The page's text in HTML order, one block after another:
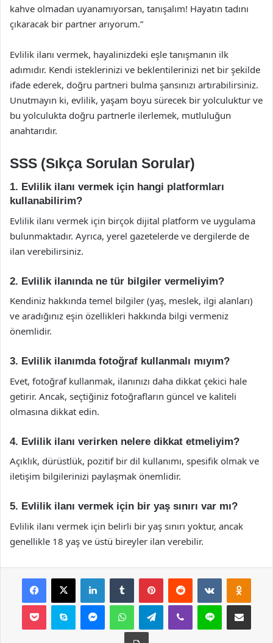
kahve olmadan uyanamıyorsan, tanışalım! Hayatın tadını
çıkaracak bir partner arıyorum.”
Evlilik ilanı vermek, hayalinizdeki eşle tanışmanın ilk
adımıdır. Kendi isteklerinizi ve beklentilerinizi net bir şekilde
ifade ederek, doğru partneri bulma şansınızı artırabilirsiniz.
Unutmayın ki, evlilik, yaşam boyu sürecek bir yolculuktur ve
bu yolculukta doğru partnerle ilerlemek, mutluluğun
anahtarıdır.
SSS (Sıkça Sorulan Sorular)
1. Evlilik ilanı vermek için hangi platformları
kullanabilirim?
Evlilik ilanı vermek için birçok dijital platform ve uygulama
bulunmaktadır. Ayrıca, yerel gazetelerde ve dergilerde de
ilan verebilirsiniz.
2. Evlilik ilanında ne tür bilgiler vermeliyim?
Kendiniz hakkında temel bilgiler (yaş, meslek, ilgi alanları)
ve aradığınız eşin özellikleri hakkında bilgi vermeniz
önemlidir.
3. Evlilik ilanımda fotoğraf kullanmalı mıyım?
Evet, fotoğraf kullanmak, ilanınızı daha dikkat çekici hale
getirir. Ancak, seçtiğiniz fotoğrafların güncel ve kaliteli
olmasına dikkat edin.
4. Evlilik ilanı verirken nelere dikkat etmeliyim?
Açıklık, dürüstlük, pozitif bir dil kullanımı, spesifik olmak ve
iletişim bilgilerinizi paylaşmak önemlidir.
5. Evlilik ilanı vermek için bir yaş sınırı var mı?
Evlilik ilanı vermek için belirli bir yaş sınırı yoktur, ancak
genellikle 18 yaş ve üstü bireyler ilan verebilir.
Facebook
X LinkedInTumblr PinterestReddit VKontakte
Pocket Skype MessengerWhatsAppTelegramViber Line E-Posta ile
Yazdır